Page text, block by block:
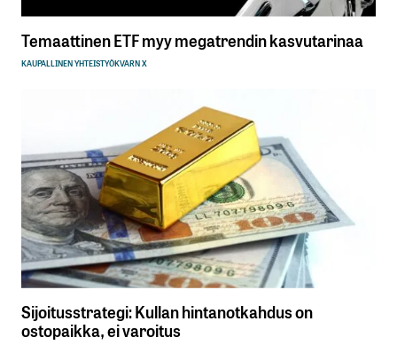
Temaattinen ETF myy megatrendin kasvutarinaa
KAUPALLINEN YHTEISTYÖKVARN X
Sijoitusstrategi: Kullan hintanotkahdus on
ostopaikka, ei varoitus